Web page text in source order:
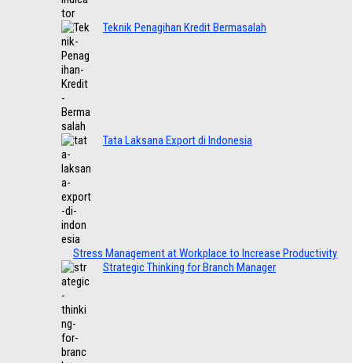
Teknik Penagihan Kredit Bermasalah
Tata Laksana Export di Indonesia
Stress Management at Workplace to Increase Productivity
Strategic Thinking for Branch Manager